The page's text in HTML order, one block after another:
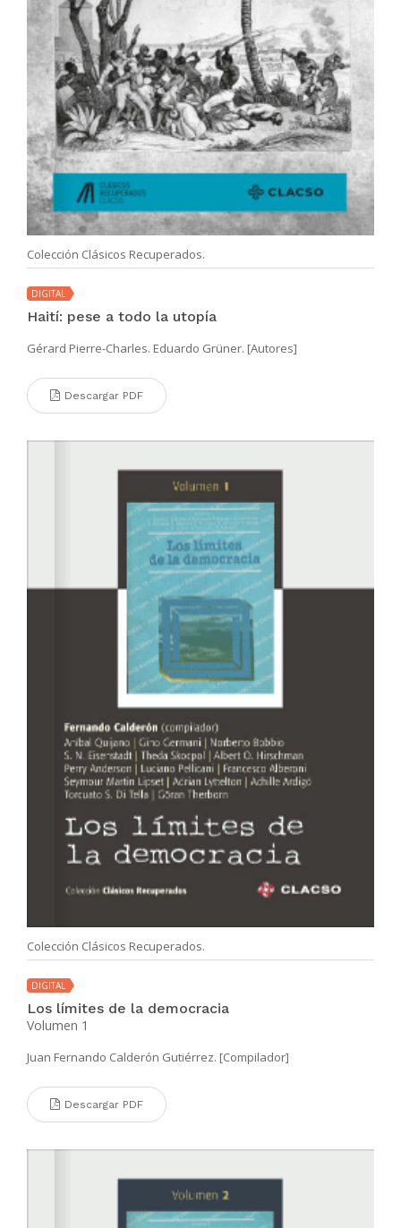
Colección Clásicos Recuperados.
DIGITAL
Haití: pese a todo la utopía
Gérard Pierre-Charles. Eduardo Grüner. [Autores]
Descargar PDF
Colección Clásicos Recuperados.
DIGITAL
Los límites de la democracia
Volumen 1
Juan Fernando Calderón Gutiérrez. [Compilador]
Descargar PDF